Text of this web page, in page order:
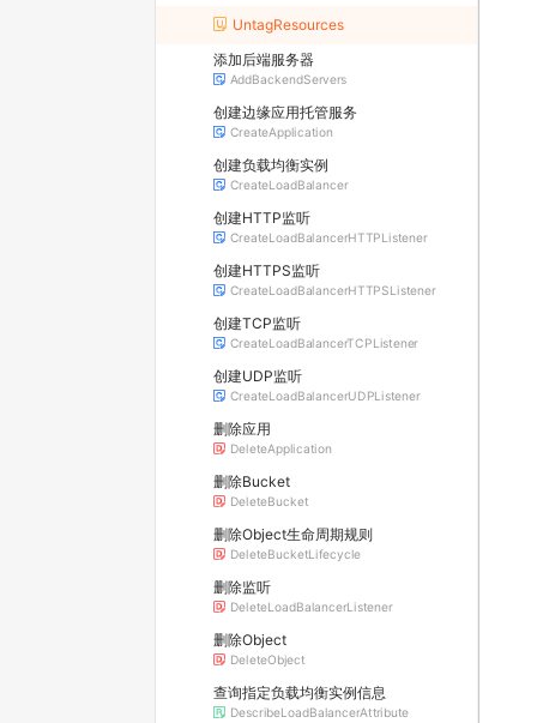
UntagResources
添加后端服务器
AddBackendServers
创建边缘应用托管服务
CreateApplication
创建负载均衡实例
CreateLoadBalancer
创建HTTP监听
CreateLoadBalancerHTTPListener
创建HTTPS监听
CreateLoadBalancerHTTPSListener
创建TCP监听
CreateLoadBalancerTCPListener
创建UDP监听
CreateLoadBalancerUDPListener
删除应用
DeleteApplication
删除Bucket
DeleteBucket
删除Object生命周期规则
DeleteBucketLifecycle
删除监听
DeleteLoadBalancerListener
删除Object
DeleteObject
查询指定负载均衡实例信息
DescribeLoadBalancerAttribute